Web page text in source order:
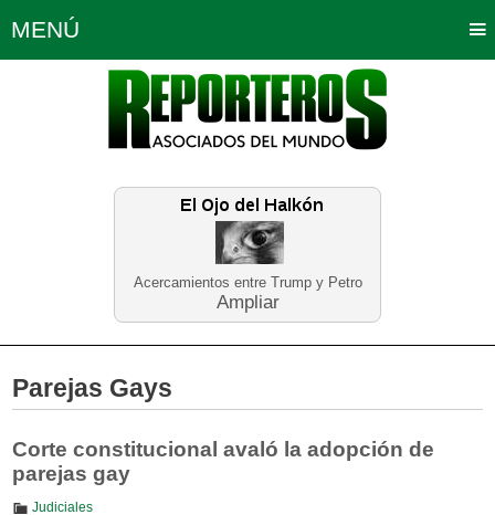
Acercamientos entre Trump y Petro
Ampliar
MENÚ
Política Opinión Bogotá
Planeta Tierra Deportes
Educación Neira
Parejas Gays
Corte constitucional avaló la adopción de
parejas gay
Judiciales